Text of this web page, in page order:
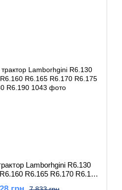
Lamborhgini R6.130
R6.165 R6.170 R6.175